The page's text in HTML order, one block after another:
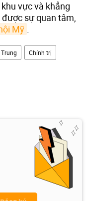
vực và khẳng
sự quan tâm,
Mỹ
Chính trị